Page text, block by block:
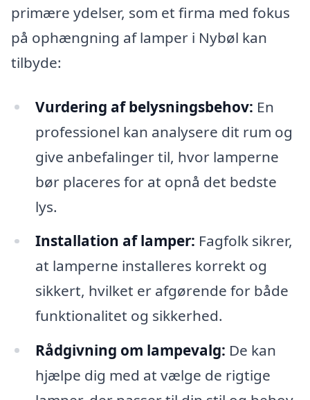
primære ydelser, som et firma med fokus
på ophængning af lamper i Nybøl kan
tilbyde:
Vurdering af belysningsbehov: En
professionel kan analysere dit rum og
give anbefalinger til, hvor lamperne
bør placeres for at opnå det bedste
lys.
Installation af lamper: Fagfolk sikrer,
at lamperne installeres korrekt og
sikkert, hvilket er afgørende for både
funktionalitet og sikkerhed.
Rådgivning om lampevalg: De kan
hjælpe dig med at vælge de rigtige